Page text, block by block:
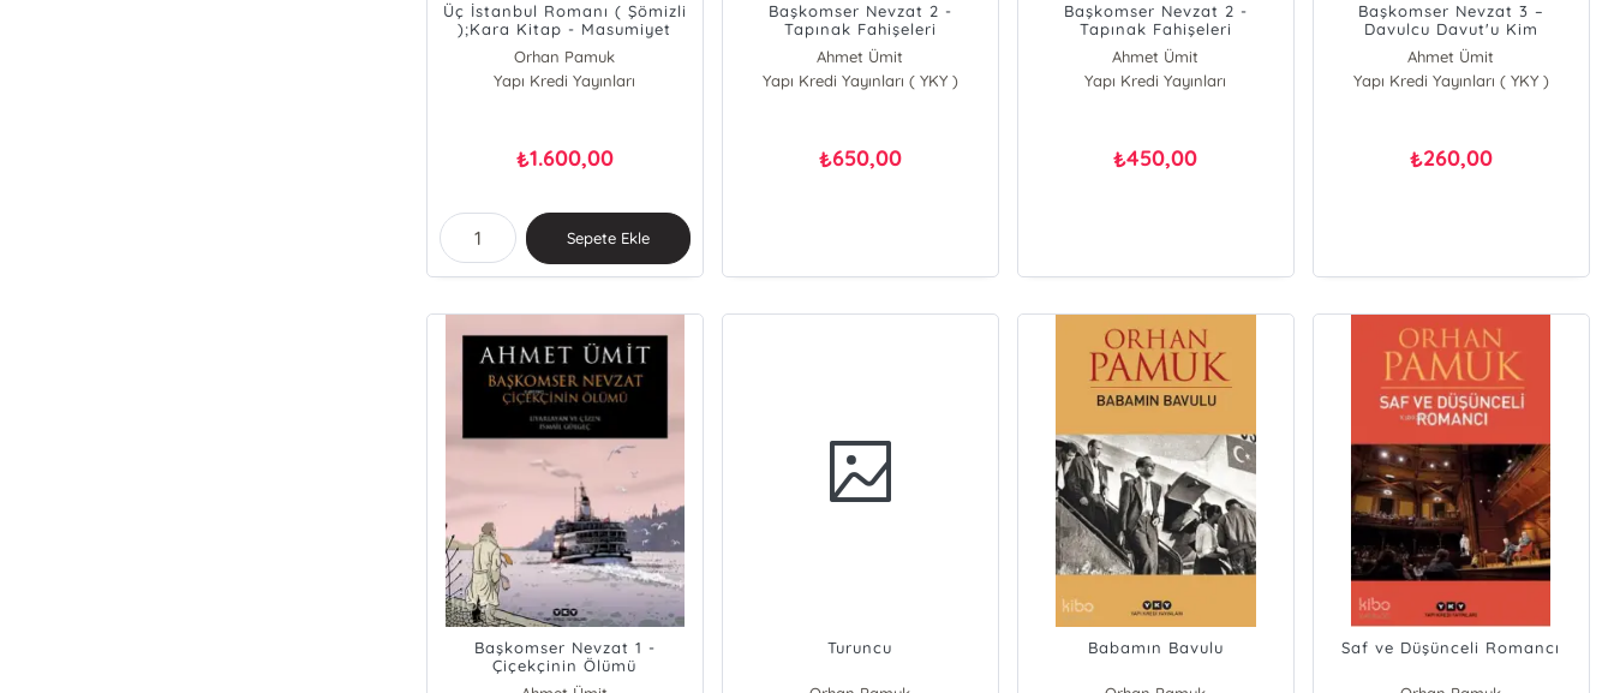
Üç İstanbul Romanı ( Şömizli
);Kara Kitap - Masumiyet
Müzesi - Kafamda Bir
Tuhaflık
Orhan Pamuk
Yapı Kredi Yayınları
₺1.600,00
Sepete Ekle
Başkomser Nevzat 2 -
Tapınak Fahişeleri
Ahmet Ümit
Yapı Kredi Yayınları ( YKY )
₺650,00
Başkomser Nevzat 2 -
Tapınak Fahişeleri
Ahmet Ümit
Yapı Kredi Yayınları
₺450,00
Başkomser Nevzat 3 –
Davulcu Davut'u Kim
Öldürdü?
Ahmet Ümit
Yapı Kredi Yayınları ( YKY )
₺260,00
Başkomser Nevzat 1 -
Çiçekçinin Ölümü
Turuncu Babamın Bavulu Saf ve Düşünceli Romancı